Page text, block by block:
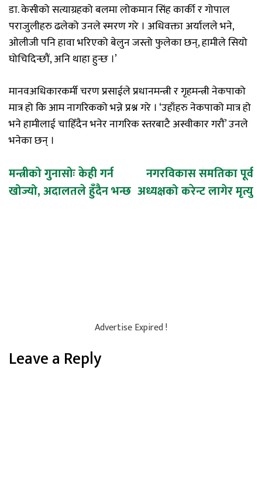
डा. केसीको सत्याग्रहको बलमा लोकमान सिंह कार्की र गोपाल
पराजुलीहरु ढलेको उनले स्मरण गरे । अधिवक्ता अर्यालले भने,
ओलीजी पनि हावा भरिएको बेलुन जस्तो फुलेका छन्, हामीले सियो
घोचिदिन्छौं, अनि थाहा हुन्छ ।’
मानवअधिकारकर्मी चरण प्रसाईले प्रधानमन्त्री र गृहमन्त्री नेकपाको
मात्र हो कि आम नागरिकको भन्ने प्रश्न गरे । ‘उहाँहरु नेकपाको मात्र हो
भने हामीलाई चाहिँदैन भनेर नागरिक स्तरबाटै अस्वीकार गरौं’ उनले
भनेका छन् ।
Post
navigation
मन्त्रीको गुनासोः केही गर्न
खोज्यो, अदालतले हुँदैन भन्छ
नगरविकास समतिका पूर्व
अध्यक्षको करेन्ट लागेर मृत्यु
Advertise Expired !
Leave a Reply